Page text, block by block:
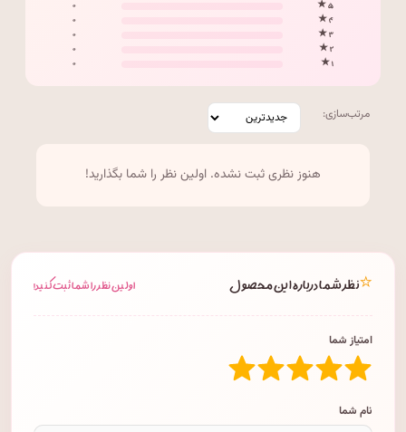
۵ ★
۰
۴ ★
۰
۳ ★
۰
۲ ★
۰
۱ ★
۰
مرتب‌سازی:
هنوز نظری ثبت نشده. اولین نظر را شما بگذارید!
⭐نظر شما درباره این محصول اولین نظر را شما ثبت کنید!
امتیاز شما
نام شما